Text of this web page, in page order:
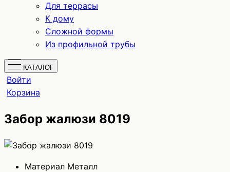
Для террасы
К дому
Сложной формы
Из профильной трубы
КАТАЛОГ
Войти
Корзина
Забор жалюзи 8019
Материал Металл